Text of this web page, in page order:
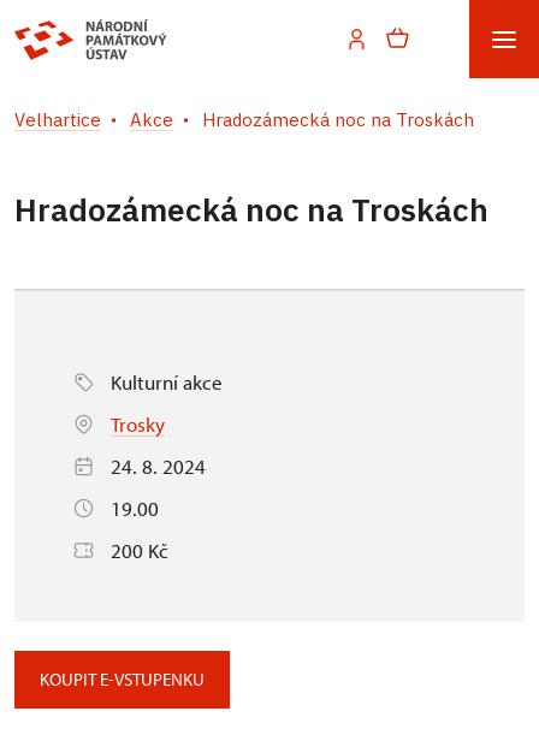
Velhartice Akce Hradozámecká noc na Troskách
Hradozámecká noc na Troskách
Kulturní akce
Trosky
24. 8. 2024
19.00
200 Kč
KOUPIT E-VSTUPENKU